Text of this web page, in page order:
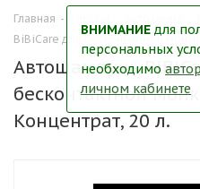
Главная -
BiBiCare для бесконтактной
Автошампунь
бесконтактной
Концентрат, 20 л.
ВНИМАНИЕ для
персональных
необходимо
личном кабинете